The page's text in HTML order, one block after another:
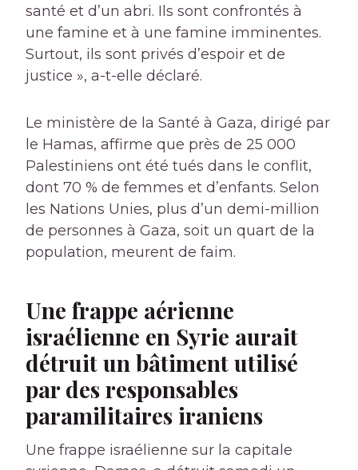
santé et d’un abri. Ils sont confrontés à
une famine et à une famine imminentes.
Surtout, ils sont privés d’espoir et de
justice », a-t-elle déclaré.
Le ministère de la Santé à Gaza, dirigé par
le Hamas, affirme que près de 25 000
Palestiniens ont été tués dans le conflit,
dont 70 % de femmes et d’enfants. Selon
les Nations Unies, plus d’un demi-million
de personnes à Gaza, soit un quart de la
population, meurent de faim.
Une frappe aérienne
israélienne en Syrie aurait
détruit un bâtiment utilisé
par des responsables
paramilitaires iraniens
Une frappe israélienne sur la capitale